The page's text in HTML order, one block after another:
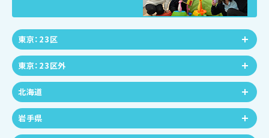
東京：23区
東京：23区外
北海道
岩手県